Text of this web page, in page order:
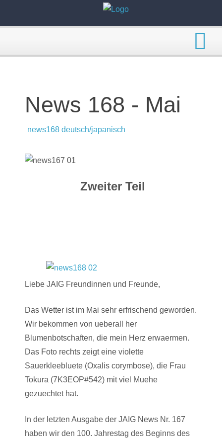
News 168 - Mai
news168 deutsch/japanisch
Zweiter Teil
Liebe JAIG Freundinnen und Freunde,
Das Wetter ist im Mai sehr erfrischend geworden.
Wir bekommen von ueberall her
Blumenbotschaften, die mein Herz erwaermen.
Das Foto rechts zeigt eine violette
Sauerkleebluete (Oxalis corymbose), die Frau
Tokura (7K3EOP#542) mit viel Muehe
gezuechtet hat.
In der letzten Ausgabe der JAIG News Nr. 167
haben wir den 100. Jahrestag des Beginns des